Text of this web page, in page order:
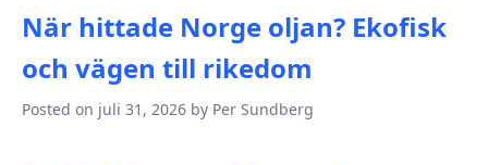
När hittade Norge oljan? Ekofisk
och vägen till rikedom
Posted on juli 31, 2026 by Per Sundberg